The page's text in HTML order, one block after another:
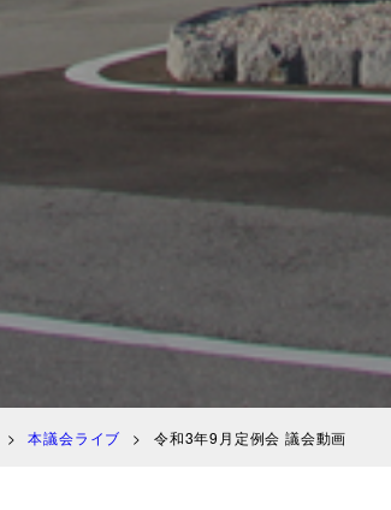
本議会ライブ 令和3年9月定例会 議会動画